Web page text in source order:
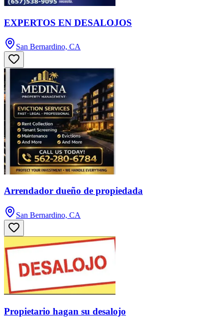
EXPERTOS EN DESALOJOS
San Bernardino, CA
Arrendador dueño de propiedada
San Bernardino, CA
Propietario hagan su desalojo